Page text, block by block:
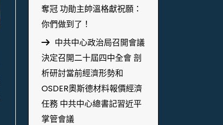
奪冠 功勛主帥溫格獻祝願：
你們做到了！
中共中心政治局召開會議
決定召開二十屆四中全會 剖
析研討當前經濟形勢和
OSDER奧斯德材料報價經濟
任務 中共中心總書記習近平
掌管會議